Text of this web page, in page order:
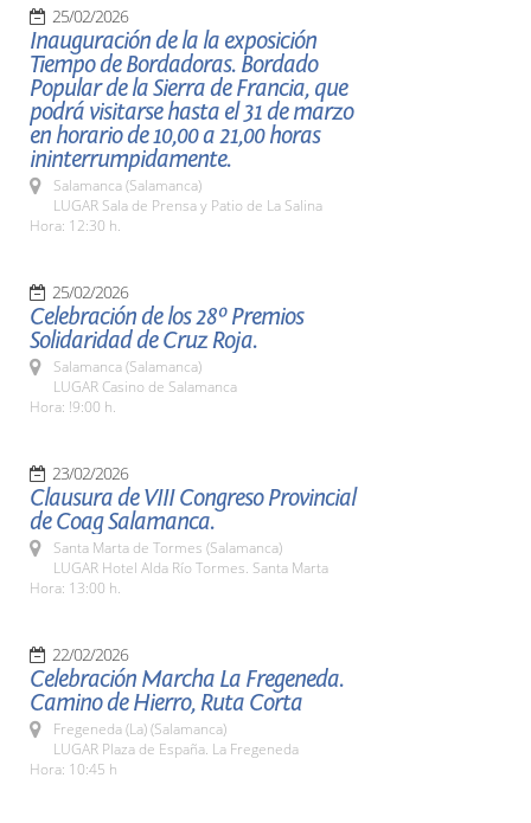
25/02/2026
Inauguración de la la exposición
Tiempo de Bordadoras. Bordado
Popular de la Sierra de Francia, que
podrá visitarse hasta el 31 de marzo
en horario de 10,00 a 21,00 horas
ininterrumpidamente.
Salamanca (Salamanca)
LUGAR Sala de Prensa y Patio de La Salina
Hora: 12:30 h.
25/02/2026
Celebración de los 28º Premios
Solidaridad de Cruz Roja.
Salamanca (Salamanca)
LUGAR Casino de Salamanca
Hora: !9:00 h.
23/02/2026
Clausura de VIII Congreso Provincial
de Coag Salamanca.
Santa Marta de Tormes (Salamanca)
LUGAR Hotel Alda Río Tormes. Santa Marta
Hora: 13:00 h.
22/02/2026
Celebración Marcha La Fregeneda.
Camino de Hierro, Ruta Corta
Fregeneda (La) (Salamanca)
LUGAR Plaza de España. La Fregeneda
Hora: 10:45 h